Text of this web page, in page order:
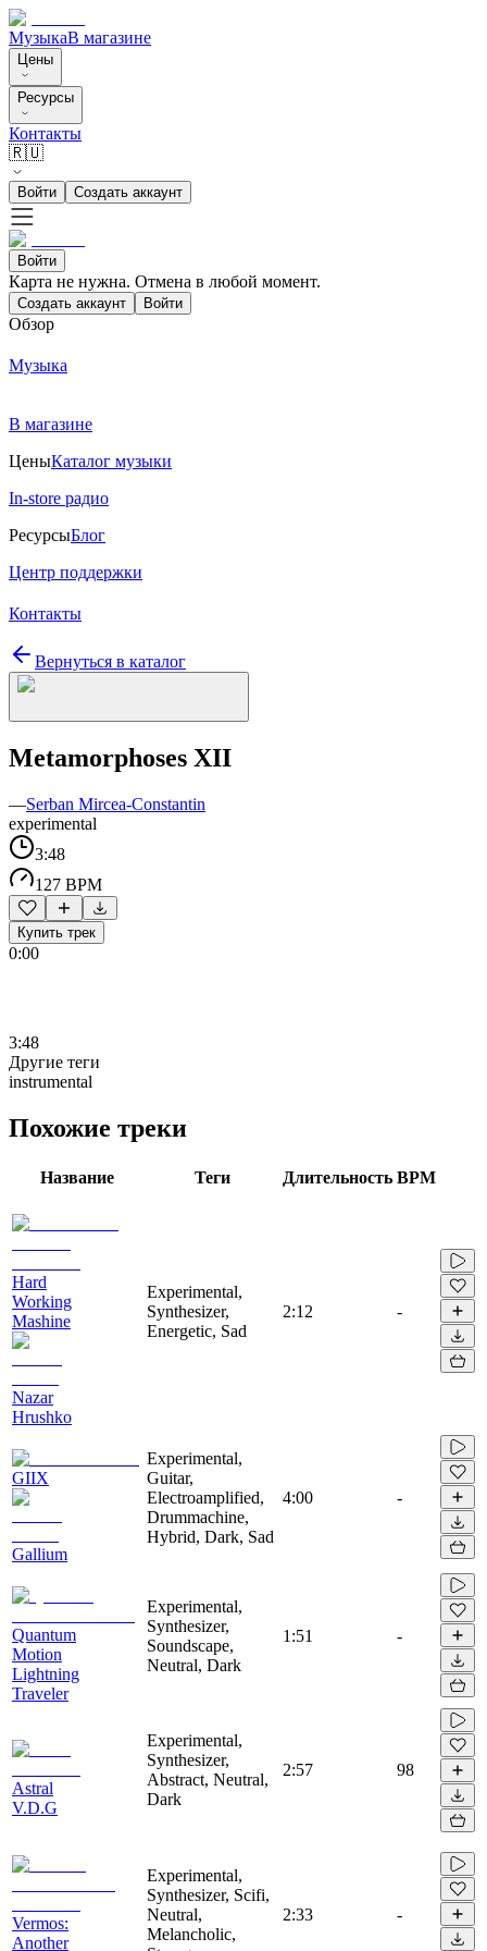
МузыкаВ магазине
Цены
Ресурсы
Контакты
🇷🇺
Войти Создать аккаунт
Войти
Карта не нужна. Отмена в любой момент.
Создать аккаунт Войти
Обзор
Музыка
В магазине
ЦеныКаталог музыки
In-store радио
РесурсыБлог
Центр поддержки
Контакты
Вернуться в каталог
Metamorphoses XII
—Serban Mircea-Constantin
experimental
3:48
127 BPM
Купить трек
0:00
3:48
Другие теги
instrumental
Похожие треки
Название Теги Длительность BPM
Hard
Working
Mashine
Nazar
Hrushko
Experimental,
Synthesizer,
Energetic, Sad
2:12 -
GIIX
Gallium
Experimental,
Guitar,
Electroamplified,
Drummachine,
Hybrid, Dark, Sad
4:00 -
Quantum
Motion
Lightning
Traveler
Experimental,
Synthesizer,
Soundscape,
Neutral, Dark
1:51 -
Astral
V.D.G
Experimental,
Synthesizer,
Abstract, Neutral,
Dark
2:57 98
Vermos:
Another
Experimental,
Synthesizer, Scifi,
Neutral,
Melancholic,
2:33 -